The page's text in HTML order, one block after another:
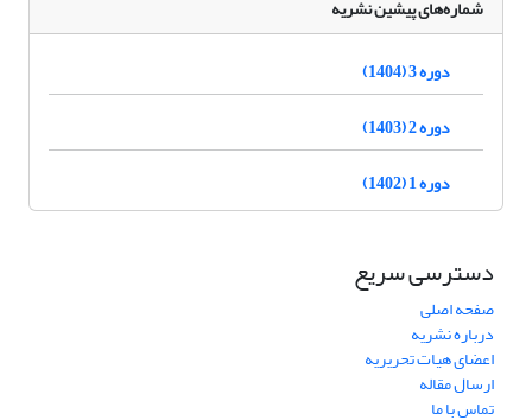
شماره‌های پیشین نشریه
دوره 3 (1404)
دوره 2 (1403)
دوره 1 (1402)
دسترسی سریع
صفحه اصلی
درباره نشریه
اعضای هیات تحریریه
ارسال مقاله
تماس با ما